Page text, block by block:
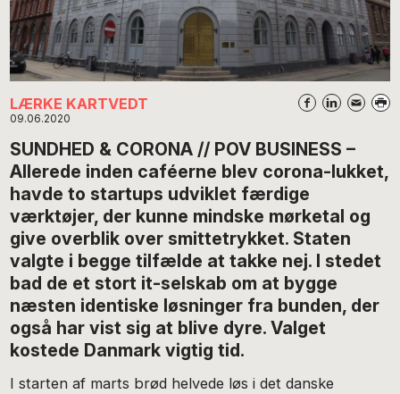
LÆRKE KARTVEDT
09.06.2020
SUNDHED & CORONA // POV BUSINESS –
Allerede inden caféerne blev corona-lukket,
havde to startups udviklet færdige
værktøjer, der kunne mindske mørketal og
give overblik over smittetrykket. Staten
valgte i begge tilfælde at takke nej. I stedet
bad de et stort it-selskab om at bygge
næsten identiske løsninger fra bunden, der
også har vist sig at blive dyre. Valget
kostede Danmark vigtig tid.
I starten af marts brød helvede løs i det danske